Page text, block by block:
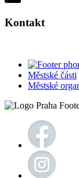
Kontakt
Městské části
Městské